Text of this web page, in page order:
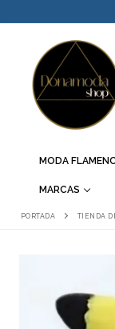
AL
MODA
MARCAS
PORTADA TIENDA